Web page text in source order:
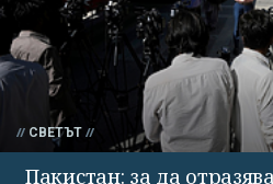
СВЕТЪТ
Пакистан: за да